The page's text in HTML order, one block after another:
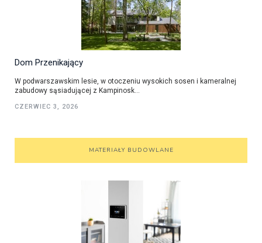
Dom Przenikający
W podwarszawskim lesie, w otoczeniu wysokich sosen i kameralnej
zabudowy sąsiadującej z Kampinosk...
CZERWIEC 3, 2026
MATERIAŁY BUDOWLANE